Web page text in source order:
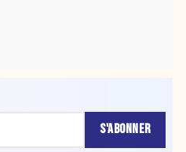
S'ABONNER